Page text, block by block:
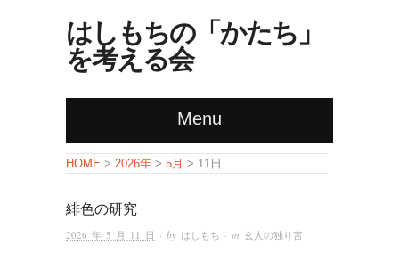
はしもちの「かたち」
を考える会
Menu
HOME > 2026年 > 5月 > 11日
緋色の研究
2026 年 5 月 11 日 · by はしもち · in 玄人の独り言